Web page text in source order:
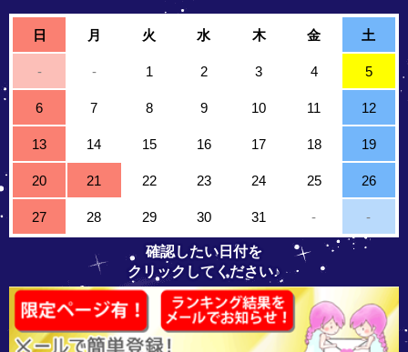
日 月 火 水 木 金 土
- - 1 2 3 4 5
6 7 8 9 10 11 12
13 14 15 16 17 18 19
20 21 22 23 24 25 26
27 28 29 30 31 - -
確認したい日付を
クリックしてください♪